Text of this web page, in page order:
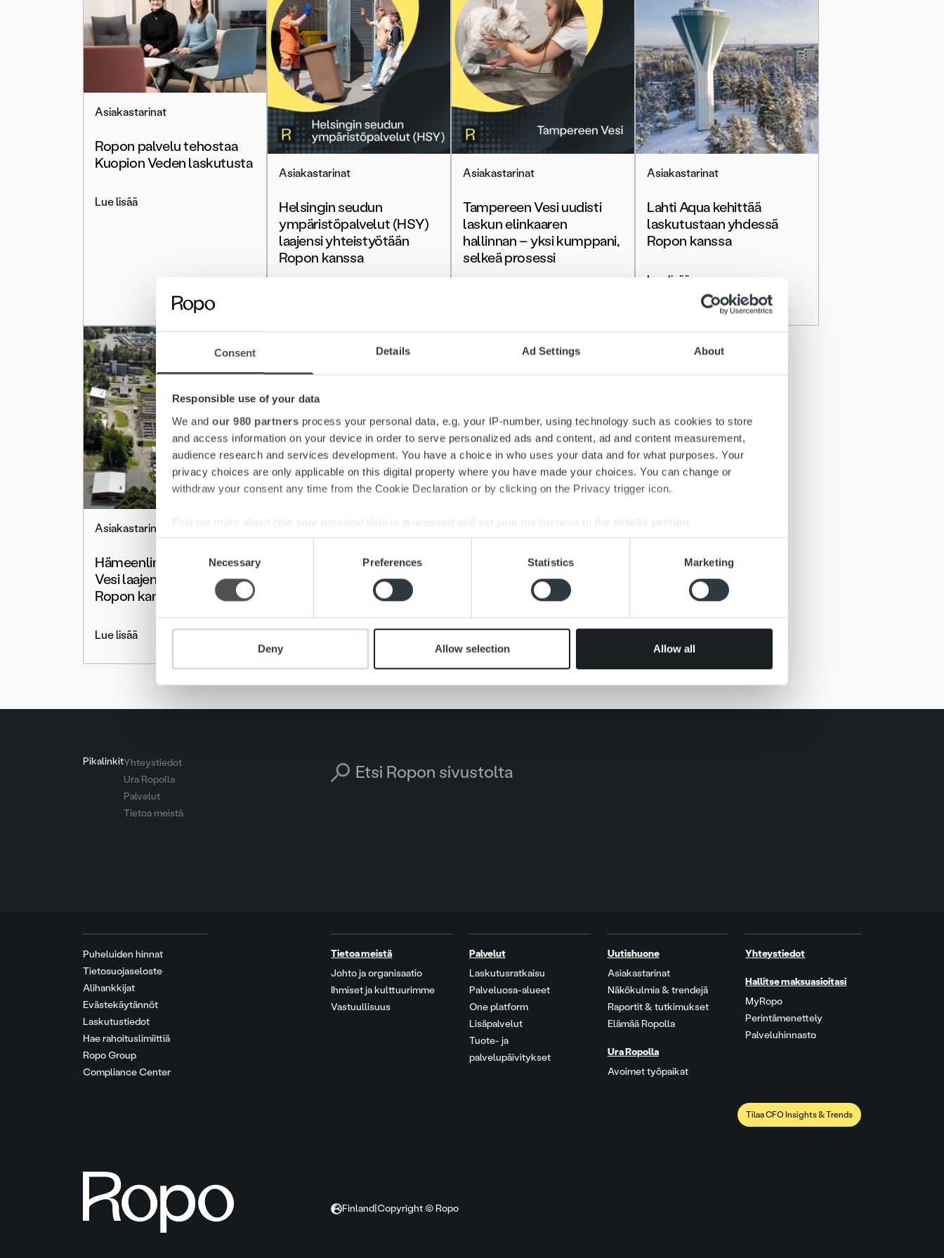
Consent Details Ad Settings About
Responsible use of your data
We and our 980 partners process your personal data, e.g. your IP-number, using technology such as cookies to store
and access information on your device in order to serve personalized ads and content, ad and content measurement,
audience research and services development. You have a choice in who uses your data and for what purposes. Your
privacy choices are only applicable on this digital property where you have made your choices. You can change or
withdraw your consent any time from the Cookie Declaration or by clicking on the Privacy trigger icon.
Find out more about how your personal data is processed and set your preferences in the details section
We use cookies to personalise content and ads, to provide social media features and to analyse our traffic. We also share
information about your use of our site with our social media, advertising and analytics partners who may combine it with
other information that you’ve provided to them or that they’ve collected from your use of their services.
Selection
Necessary Preferences Statistics Marketing
Deny Allow selection Allow all
Asiakastarinat
Ropon palvelu tehostaa
Kuopion Veden laskutusta
Lue lisää
Asiakastarinat
Helsingin seudun
ympäristöpalvelut (HSY)
laajensi yhteistyötään
Ropon kanssa
Asiakastarinat
Tampereen Vesi uudisti
laskun elinkaaren
hallinnan – yksi kumppani,
selkeä prosessi
Asiakastarinat
Lahti Aqua kehittää
laskutustaan yhdessä
Ropon kanssa
Lue lisää
Asiakastarinat
Hämeenlinnan Seudun
Vesi laajentaa yhteistyötä
Ropon kanssa
Lue lisää
PikalinkitYhteystiedot
Ura Ropolla
Palvelut
Tietoa meistä
Search for:
Puheluiden hinnat
Tietosuojaseloste
Alihankkijat
Evästekäytännöt
Laskutustiedot
Hae rahoituslimiittiä
Ropo Group
Compliance Center
Tietoa meistä
Johto ja organisaatio
Ihmiset ja kulttuurimme
Vastuullisuus
Palvelut
Laskutusratkaisu
Palveluosa-alueet
One platform
Lisäpalvelut
Tuote- ja
palvelupäivitykset
Uutishuone
Asiakastarinat
Näkökulmia & trendejä
Raportit & tutkimukset
Elämää Ropolla
Ura Ropolla
Avoimet työpaikat
Yhteystiedot
Hallitse maksuasioitasi
MyRopo
Perintämenettely
Palveluhinnasto
Tilaa CFO Insights & Trends
Finland |Copyright © Ropo